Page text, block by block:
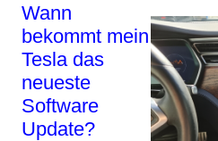
Wann
bekommt mein
Tesla das
neueste
Software
Update?